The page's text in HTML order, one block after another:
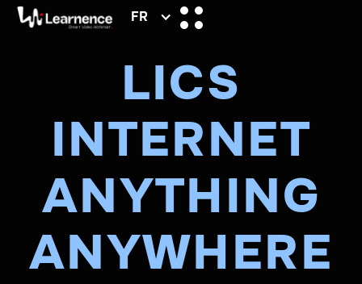
FR
LICS
INTERNET
ANYTHING
ANYWHERE